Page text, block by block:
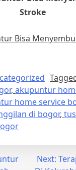
Stroke
Bisa
, akupuntur
home service
di bogor,
Next: